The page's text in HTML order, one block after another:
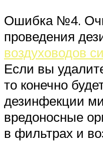
Ошибка №4.
проведения
воздуховодов
Если вы
то конечно
дезинфекции
вредоносные
в фильтрах и